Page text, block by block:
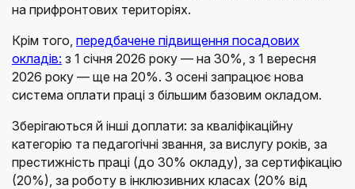
на прифронтових територіях.
Крім того, передбачене підвищення посадових
окладів: з 1 січня 2026 року — на 30%, з 1 вересня
2026 року — ще на 20%. З осені запрацює нова
система оплати праці з більшим базовим окладом.
Зберігаються й інші доплати: за кваліфікаційну
категорію та педагогічні звання, за вислугу років, за
престижність праці (до 30% окладу), за сертифікацію
(20%), за роботу в інклюзивних класах (20% від